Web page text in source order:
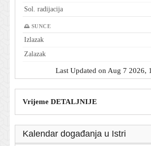
Sol. radijacija
🌅 SUNCE
Izlazak
Zalazak
Last Updated on Aug 7 2026,
Vrijeme DETALJNIJE
Kalendar događanja u Istri